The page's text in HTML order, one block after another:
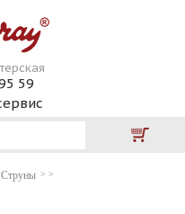
59
Струны